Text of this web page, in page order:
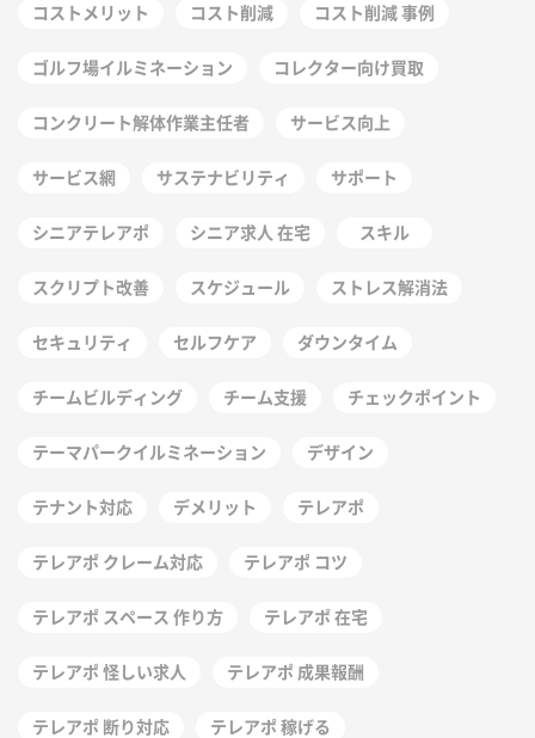
コストメリット コスト削減 コスト削減 事例
ゴルフ場イルミネーション コレクター向け買取
コンクリート解体作業主任者 サービス向上
サービス網 サステナビリティ サポート
シニアテレアポ シニア求人 在宅 スキル
スクリプト改善 スケジュール ストレス解消法
セキュリティ セルフケア ダウンタイム
チームビルディング チーム支援 チェックポイント
テーマパークイルミネーション デザイン
テナント対応 デメリット テレアポ
テレアポ クレーム対応 テレアポ コツ
テレアポ スペース 作り方 テレアポ 在宅
テレアポ 怪しい求人 テレアポ 成果報酬
テレアポ 断り対応 テレアポ 稼げる